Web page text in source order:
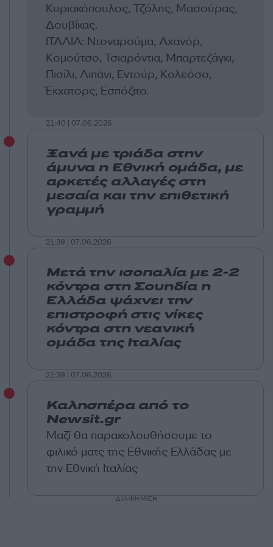
Κυριακόπουλος, Τζόλης, Μασούρας,
Δουβίκας.
ΙΤΑΛΙΑ: Ντοναρούμα, Αχανόρ,
Κομούτσο, Τσιαρόντια, Μπαρτεζάγκι,
Πισίλι, Λιπάνι, Εντούρ, Κολεόσο,
Έκχατορς, Εσπόζιτο.
21:40 | 07.06.2026
Ξανά με τριάδα στην
άμυνα η Εθνική ομάδα, με
αρκετές αλλαγές στη
μεσαία και την επιθετική
γραμμή
21:39 | 07.06.2026
Μετά την ισοπαλία με 2-2
κόντρα στη Σουηδία η
Ελλάδα ψάχνει την
επιστροφή στις νίκες
κόντρα στη νεανική
ομάδα της Ιταλίας
21:39 | 07.06.2026
Καλησπέρα από το
Newsit.gr
Μαζί θα παρακολουθήσουμε το
φιλικό ματς της Εθνικής Ελλάδας με
την Εθνική Ιταλίας
ΔΙΑΦΗΜΙΣΗ